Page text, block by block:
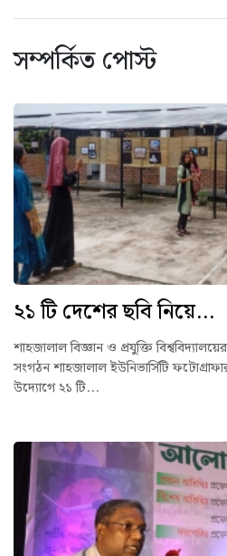
সম্পর্কিত পোস্ট
২১ টি দেশের ছবি নিয়ে...
শাহজালাল বিজ্ঞান ও প্রযুক্তি
সংগঠন শাহজালাল ইউনিভার্সিটি
উদ্যোগে ২১ টি...